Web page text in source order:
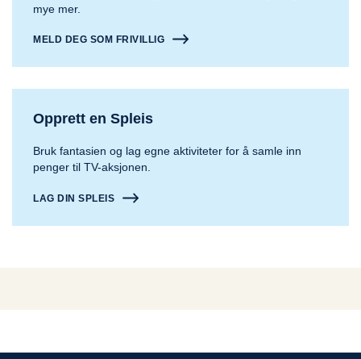
mye mer.
MELD DEG SOM FRIVILLIG
Opprett en Spleis
Bruk fantasien og lag egne aktiviteter for å samle inn
penger til TV-aksjonen.
LAG DIN SPLEIS